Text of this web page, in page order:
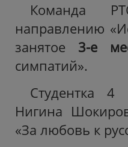
Команда
направлению
занятое 3-е
симпатий».
Студентка 4
Нигина
«За любовь к